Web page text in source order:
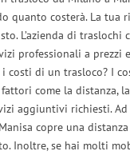
quanto costerà. La tua
L’azienda di traslochi
professionali a prezzi
costi di un trasloco? I
come la distanza,
aggiuntivi richiesti. Ad
copre una
Inoltre, se hai molti